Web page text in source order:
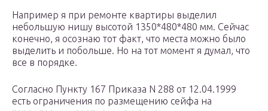
Например я при ремонте квартиры выделил
небольшую нишу высотой 1350*480*480 мм. Сейчас
конечно, я осознаю тот факт, что места можно было
выделить и побольше. Но на тот момент я думал, что
все в порядке.
Согласно Пункту 167 Приказа N 288 от 12.04.1999
есть ограничения по размещению сейфа на